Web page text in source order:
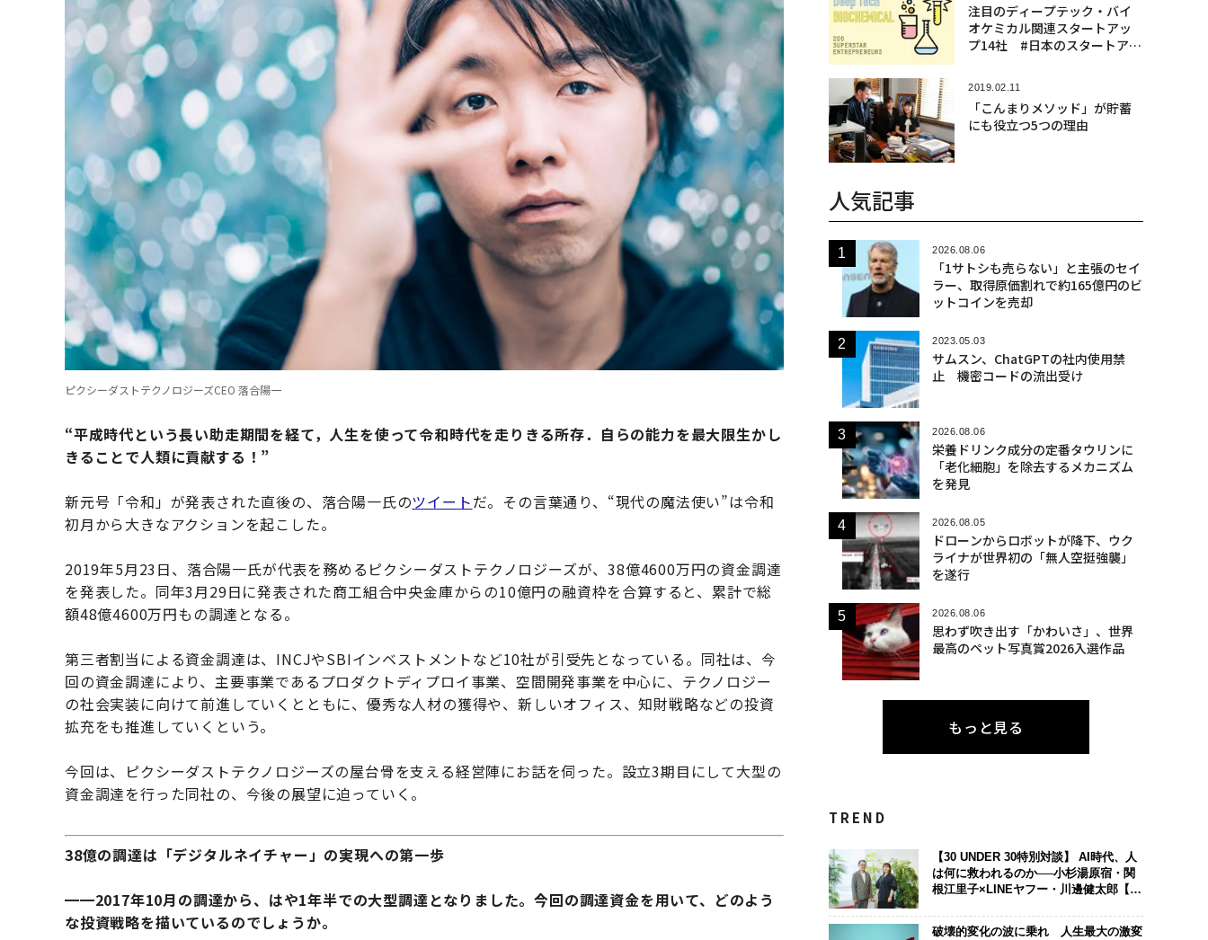
ピクシーダストテクノロジーズCEO 落合陽一
“平成時代という長い助走期間を経て，人生を使って令和時代を走りきる所存．自らの能力を最大限生かし
きることで人類に貢献する！”
新元号「令和」が発表された直後の、落合陽一氏のツイートだ。その言葉通り、“現代の魔法使い”は令和
初月から大きなアクションを起こした。
2019年5月23日、落合陽一氏が代表を務めるピクシーダストテクノロジーズが、38億4600万円の資金調達
を発表した。同年3月29日に発表された商工組合中央金庫からの10億円の融資枠を合算すると、累計で総
額48億4600万円もの調達となる。
第三者割当による資金調達は、INCJやSBIインベストメントなど10社が引受先となっている。同社は、今
回の資金調達により、主要事業であるプロダクトディプロイ事業、空間開発事業を中心に、テクノロジー
の社会実装に向けて前進していくとともに、優秀な人材の獲得や、新しいオフィス、知財戦略などの投資
拡充をも推進していくという。
今回は、ピクシーダストテクノロジーズの屋台骨を支える経営陣にお話を伺った。設立3期目にして大型の
資金調達を行った同社の、今後の展望に迫っていく。
38億の調達は「デジタルネイチャー」の実現への第一歩
━━2017年10月の調達から、はや1年半での大型調達となりました。今回の調達資金を用いて、どのよう
な投資戦略を描いているのでしょうか。
注目のディープテック・バイ
オケミカル関連スタートアッ
プ14社 #日本のスタートアッ
2019.02.11
「こんまりメソッド」が貯蓄
にも役立つ5つの理由
人気記事
2026.08.06
「1サトシも売らない」と主張のセイ
ラー、取得原価割れで約165億円のビ
ットコインを売却
2023.05.03
サムスン、ChatGPTの社内使用禁
止 機密コードの流出受け
2026.08.06
栄養ドリンク成分の定番タウリンに
「老化細胞」を除去するメカニズム
を発見
2026.08.05
ドローンからロボットが降下、ウク
ライナが世界初の「無人空挺強襲」
を遂行
2026.08.06
思わず吹き出す「かわいさ」、世界
最高のペット写真賞2026入選作品
もっと見る
TREND
【30 UNDER 30特別対談】 AI時代、人
は何に救われるのか──小杉湯原宿・関
根江里子×LINEヤフー・川邊健太郎【後
破壊的変化の波に乗れ 人生最大の激変